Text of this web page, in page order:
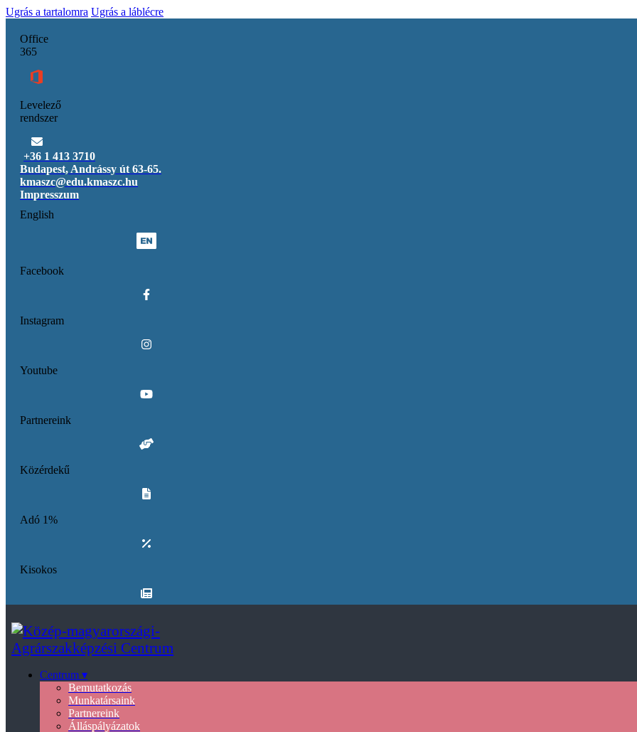
Ugrás a tartalomra Ugrás a láblécre
Office
365
Levelező
rendszer
+36 1 413 3710
Budapest, Andrássy út 63-65.
kmaszc@edu.kmaszc.hu
Impresszum
English
Facebook
Instagram
Youtube
Partnereink
Közérdekű
Adó 1%
Kisokos
Centrum ▾
Bemutatkozás
Munkatársaink
Partnereink
Álláspályázatok